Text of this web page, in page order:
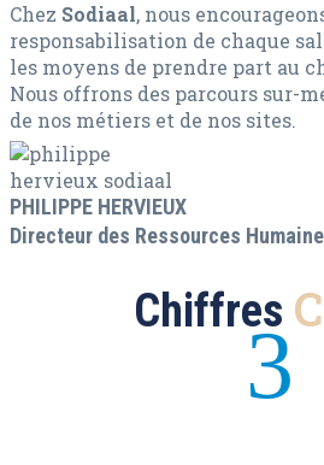
Chez Sodiaal, nous
responsabilisation de chaque
les moyens de prendre part au
Nous offrons des parcours sur-
de nos métiers et de nos sites.
PHILIPPE HERVIEUX
Directeur des Ressources
Chiffres
3